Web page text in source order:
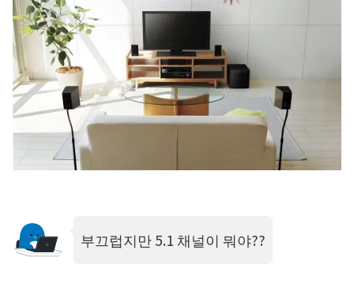
부끄럽지만 5.1 채널이 뭐야??